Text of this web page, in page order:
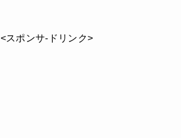
<スポンサ-ドリンク>